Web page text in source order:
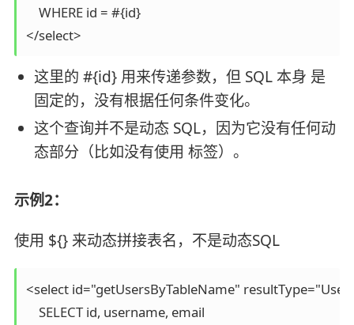
    WHERE id = #{id}
</select>
这里的 #{id} 用来传递参数，但 SQL 本身 是
固定的，没有根据任何条件变化。
这个查询并不是动态 SQL，因为它没有任何动
态部分（比如没有使用 标签）。
示例2：
使用 ${} 来动态拼接表名，不是动态SQL
<select id="getUsersByTableName"
    SELECT id, username, email